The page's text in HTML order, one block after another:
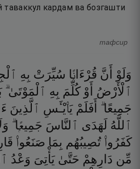
таваккул кардам ва бозгашти
тафсир
وَلَوْ أَنَّ قُرْءَانًۭا سُيِّرَتْ بِهِ
ٱلْأَرْضُ
أَوْ كُلِّمَ بِهِ ٱلْمَوْتَىٰ ۗ
جَمِيعًا ۗ أَفَلَمْ يَا۟يْـَٔسِ ٱلَّذِينَ
ٱللَّهُ لَهَدَى ٱلنَّاسَ جَمِيعًۭا ۗ
كَفَرُوا۟ تُصِيبُهُم بِمَا صَنَعُوا۟
مِّن دَارِهِمْ حَتَّىٰ يَأْتِىَ وَعْدُ